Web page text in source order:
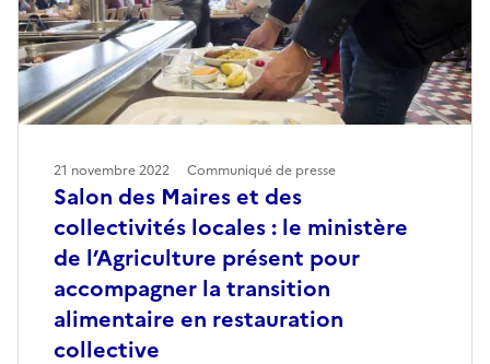
Salon des Maires et des
collectivités locales : le ministère
de l’Agriculture présent pour
accompagner la transition
alimentaire en restauration
collective
21 novembre 2022 Communiqué de presse